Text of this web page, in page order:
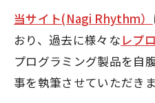
当サイト(Nagi Rhythm）
おり、過去に様々な レプ
プログラミング製品を自
事を執筆させていただきま